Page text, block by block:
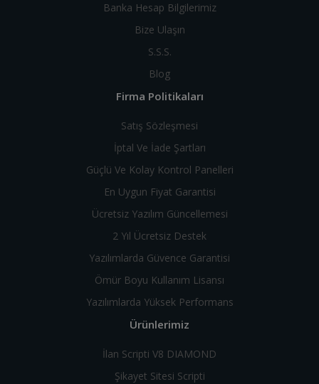
Banka Hesap Bilgilerimiz
Bize Ulaşın
S.S.S.
Blog
Firma Politikaları
Satış Sözleşmesi
İptal Ve İade Şartları
Güçlü Ve Kolay Kontrol Panelleri
En Uygun Fiyat Garantisi
Ücretsiz Yazılım Güncellemesi
2 Yıl Ücretsiz Destek
Yazılımlarda Güvence Garantisi
Ömür Boyu Kullanım Lisansı
Yazılımlarda Yüksek Performans
Ürünlerimiz
İlan Scripti V8 DIAMOND
Şikayet Sitesi Scripti